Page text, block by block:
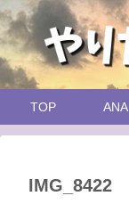
TOP ANA
IMG_8422